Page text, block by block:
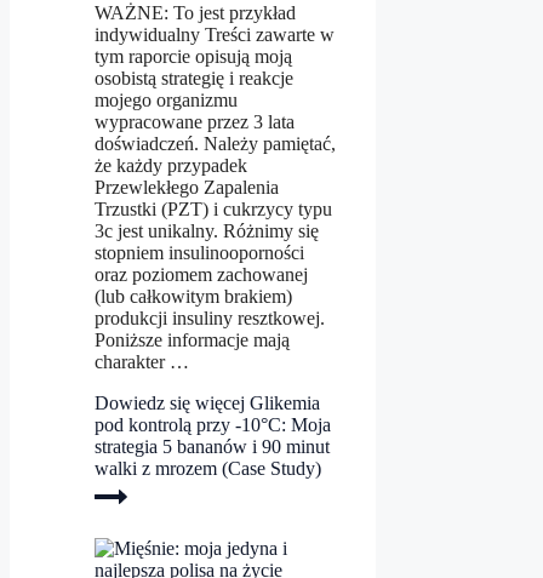
WAŻNE: To jest przykład
indywidualny Treści zawarte w
tym raporcie opisują moją
osobistą strategię i reakcje
mojego organizmu
wypracowane przez 3 lata
doświadczeń. Należy pamiętać,
że każdy przypadek
Przewlekłego Zapalenia
Trzustki (PZT) i cukrzycy typu
3c jest unikalny. Różnimy się
stopniem insulinooporności
oraz poziomem zachowanej
(lub całkowitym brakiem)
produkcji insuliny resztkowej.
Poniższe informacje mają
charakter …
Dowiedz się więcej Glikemia
pod kontrolą przy -10°C: Moja
strategia 5 bananów i 90 minut
walki z mrozem (Case Study)